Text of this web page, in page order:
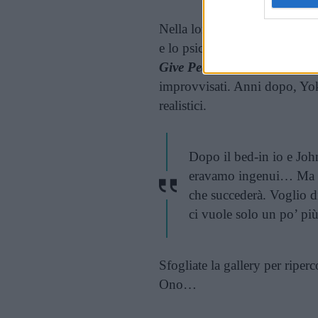
Nella loro camera a Montréal
e lo psicologo e ricercatore
Give Peace a Chance
improvvisati. Anni dopo,
realistici.
Dopo il bed-in io e
eravamo ingenui… Ma
che succederà. Voglio
ci vuole solo un po’
Sfogliate la gallery per
Ono…